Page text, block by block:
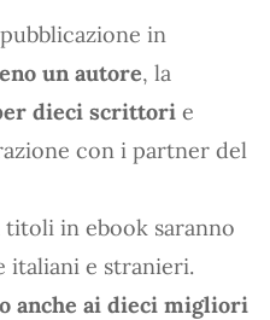
in
un autore, la
dieci scrittori e
con i partner del
in ebook saranno
italiani e stranieri.
anche ai dieci migliori